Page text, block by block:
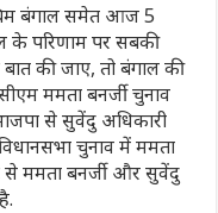
बंगाल समेत आज 5
के परिणाम पर सबकी
की जाए, तो बंगाल की
ममता बनर्जी चुनाव
से सुवेंदु अधिकारी
चुनाव में ममता
से ममता बनर्जी और सुवेंदु